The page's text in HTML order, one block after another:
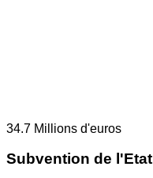
34.7 Millions d'euros
Subvention de l'Etat